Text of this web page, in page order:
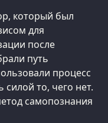
который был
для
после
путь
процесс
то, чего нет.
самопознания